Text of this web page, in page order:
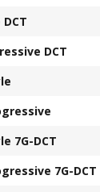
DCT
7G-DCT
7G-DCT